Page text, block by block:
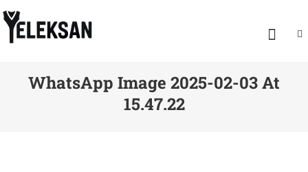
WhatsApp Image 2025-02-03 At
15.47.22